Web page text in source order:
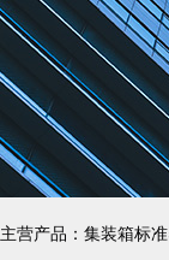
主营产品：集装箱标